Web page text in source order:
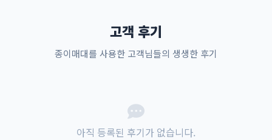
고객 후기
종이매대를 사용한 고객님들의 생생한 후기
아직 등록된 후기가 없습니다.